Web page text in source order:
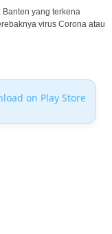
yang terkena
virus Corona atau